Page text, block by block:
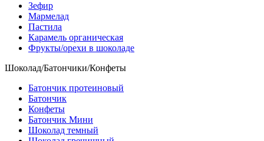
Зефир
Мармелад
Пастила
Карамель органическая
Фрукты/орехи в шоколаде
Шоколад/Батончики/Конфеты
Батончик протеиновый
Батончик
Конфеты
Батончик Мини
Шоколад темный